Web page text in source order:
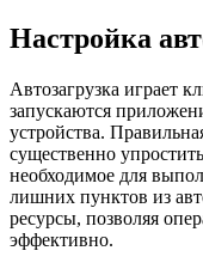
Настройка
Автозагрузка играет
запускаются
устройства.
существенно
необходимое для
лишних пунктов из
ресурсы, позволяя
эффективно.